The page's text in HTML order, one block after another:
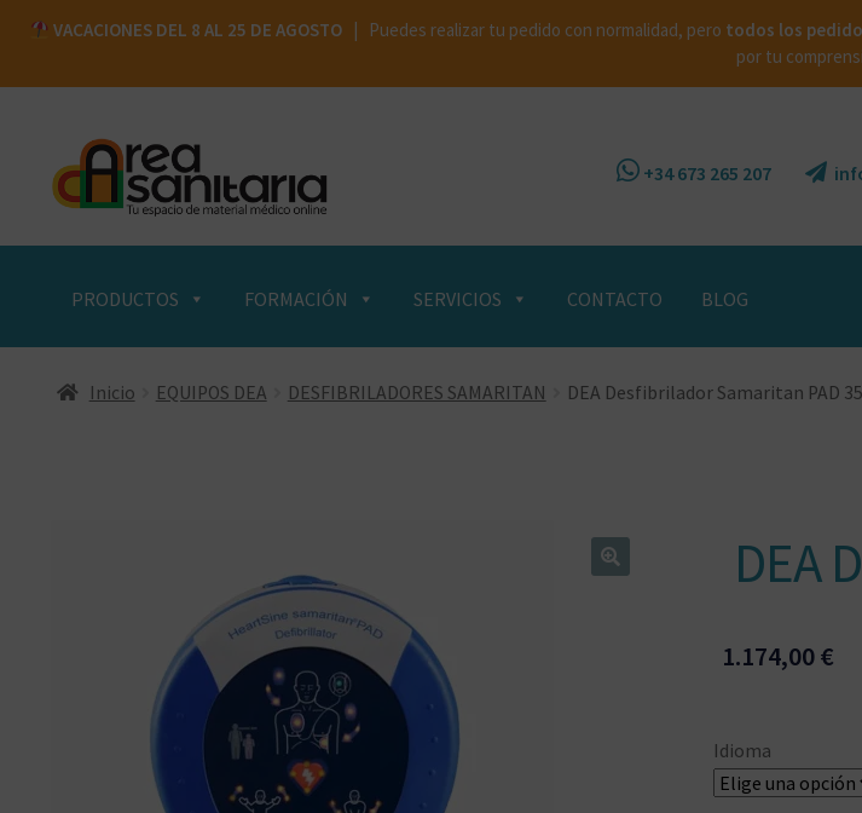
VACACIONES DEL 8 AL 25 DE AGOSTO| Puedes realizar tu pedido con normalidad, pero todos los
por tu
a
la
navegación
al
contenido
+34 673 265 207
PRODUCTOS FORMACIÓN SERVICIOS CONTACTO BLOG
Inicio EQUIPOS DEA DESFIBRILADORES SAMARITAN DEA Desfibrilador Samaritan PAD
DEA
1.174,00€
Idioma